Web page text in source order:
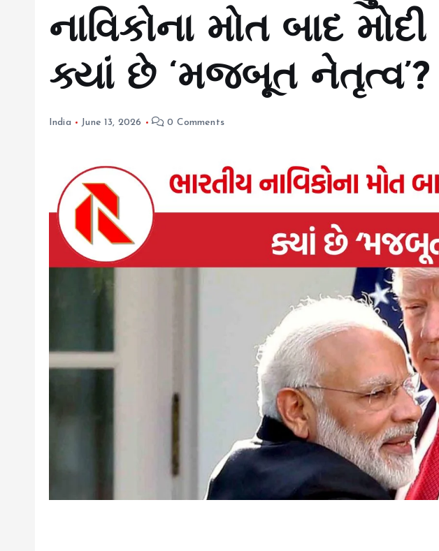
નાવિકોના મોત બાદ
ક્યાં છે ‘મજબૂત નેતૃત્વ’?
India June 13, 2026 0 Comments